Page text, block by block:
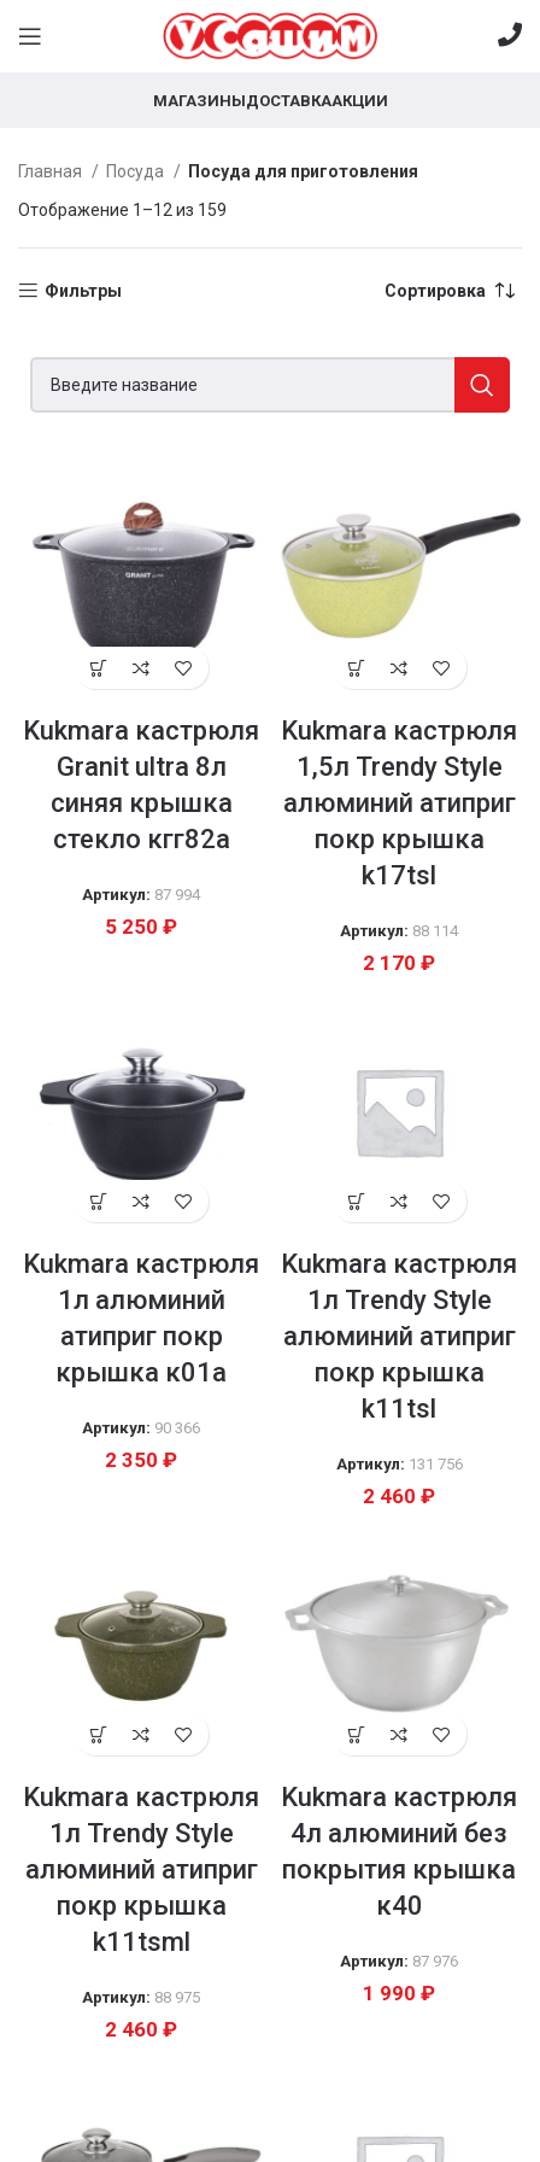
МАГАЗИНЫДОСТАВКААКЦИИ
Главная Посуда
Посуда для приготовления
Отображение 1–12 из 159
Фильтры Сортировка
Kukmara кастрюля
Granit ultra 8л
синяя крышка
стекло кгг82а
Артикул: 87 994
5 250 ₽
Kukmara кастрюля
1,5л Trendy Style
алюминий атиприг
покр крышка
k17tsl
Артикул: 88 114
2 170 ₽
Kukmara кастрюля
1л алюминий
атиприг покр
крышка к01а
Артикул: 90 366
2 350 ₽
Kukmara кастрюля
1л Trendy Style
алюминий атиприг
покр крышка
k11tsl
Артикул: 131 756
2 460 ₽
Kukmara кастрюля
1л Trendy Style
алюминий атиприг
покр крышка
k11tsml
Артикул: 88 975
2 460 ₽
Kukmara кастрюля
4л алюминий без
покрытия крышка
к40
Артикул: 87 976
1 990 ₽